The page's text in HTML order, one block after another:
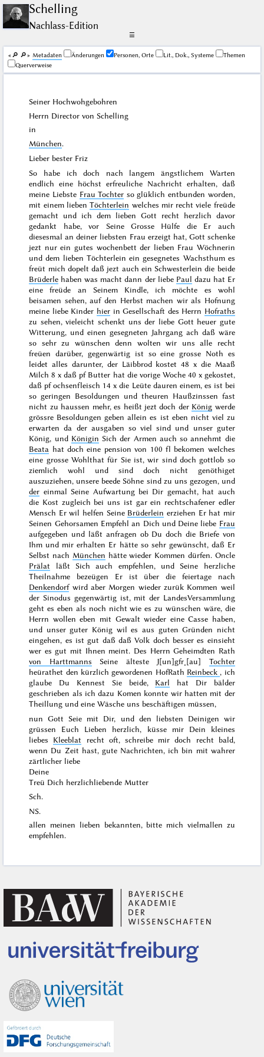
Schelling
Nachlass-Edition
☰
🔎︎ 🔎︎ Me­ta­da­ten Änderungen Personen, Orte Lit., Dok., Systeme
Themen
Querverweise
Seiner Hochwohgebohren
Herrn Director von Schelling
in
München.
Lieber bester Friz
So habe ich doch nach langem ängstlichem Warten
endlich eine höchst erfreuliche Nachricht erhalten, daß
meine Liebste Frau Tochter so glüklich entbunden worden,
mit einem liebenTöchterlein welches mir recht viele freüde
gemacht und ich dem lieben Gott recht herzlich davor
gedankt habe, vor Seine Grosse Hülfe die Er auch
diesesmal an deiner liebsten Frau erzeigt hat, Gott schenke
jezt nur ein gutes wochenbett der lieben Frau Wöchnerin
und dem lieben Töchterlein ein gesegnetes Wachsthum es
freüt mich dopelt daß jezt auch ein Schwesterlein die beide
Brüderle haben was macht dann der liebe Paul dazu hat Er
eine freüde an Seinem Kindle, ich möchte es wohl
beisamen sehen, auf den Herbst machen wir als Hofnung
meine liebe Kinder hierin Gesellschaft des Herrn Hofraths
zu sehen, vieleicht schenkt uns der liebe Gott heuer gute
Witterung, und einen gesegneten Jahrgang ach daß wäre
so sehr zu wünschen denn wolten wir uns alle recht
freüen darüber, gegenwärtig ist so eine grosse Noth es
leidet alles darunter, der Läibbrod kostet 48 x die Maaß
Milch 8 x daß pf Butter hat die vorige Woche 40 x gekostet,
daß pf ochsenfleisch 14 x die Leüte dauren einem, es ist bei
so geringen Besoldungen und theuren Haußzinssen fast
nicht zu haussen mehr, es heißt jezt doch der König werde
grössre Besoldungen geben allein es ist eben nicht viel zu
erwarten da der ausgaben so viel sind und unser guter
König, und Königin Sich der Armen auch so annehmt die
Beata hat doch eine pension von 100 fl bekomen welches
eine grosse Wohlthat für Sie ist, wir sind doch gottlob so
ziemlich wohl und sind doch nicht genöthiget
auszuziehen, unsere beede Söhne sind zu uns gezogen, und
der einmal Seine Aufwartung bei Dir gemacht, hat auch
die Kost zugleich bei uns ist gar ein rechtschafener edler
Mensch Er wil helfen Seine Brüderlein erziehen Er hat mir
Seinen Gehorsamen Empfehl an Dich und Deine liebe Frau
aufgegeben und läßt anfragen ob Du doch die Briefe von
Ihm und mir erhalten Er hätte so sehr gewünscht, daß Er
Selbst nach München hätte wieder Kommen dürfen. Oncle
Prälat läßt Sich auch empfehlen, und Seine herzliche
Theilnahme bezeügen Er ist über die feiertagenach
Denkendorfwird aber Morgen wieder zurük Kommen weil
der Sinodus gegenwärtig ist, mit der LandesVersammlung
geht es eben als noch nicht wie es zu wünschen wäre, die
Herrn wollen eben mit Gewalt wieder eine Casse haben,
und unser guter König wil es aus guten Gründen nicht
eingehen, es ist gut daß daß Volk doch besser es einsieht
wer es gut mit Ihnen meint. Des Herrn Geheimdten Rath
von Harttmanns Seine älteste J[un]gfr˖[au] Tochter
heürathet den kürzlich gewordenen HofRath Reinbeck , ich
glaube Du Kennest Sie beide, Karl hat Dir bälder
geschrieben als ich dazu Komen konnte wir hatten mit der
Theillung und eine Wäsche uns beschäftigen müssen,
nun Gott Seie mit Dir, und den liebsten Deinigen wir
grüssen Euch Lieben herzlich, küsse mir Dein kleines
liebes Kleeblat recht oft, schreibe mir doch recht bald,
wenn Du Zeit hast, gute Nachrichten, ich bin mit wahrer
zärtlicher liebe
Deine
Treü Dich herzlichliebende Mutter
Sch.
NS.
allen meinen lieben bekannten, bitte mich vielmallen zu
empfehlen.